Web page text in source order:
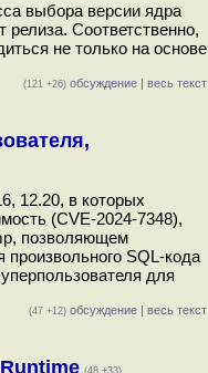
выбора версии ядра
Соответственно,
не только на основе
(121 +26) обсуждение | весь текст
12.20, в которых
(CVE-2024-7348),
позволяющем
SQL-кода
для
(47 +12) обсуждение | весь текст
(48 +33)